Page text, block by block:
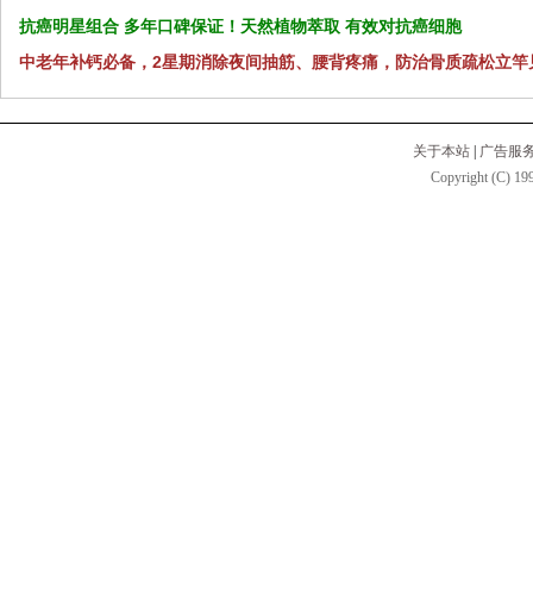
抗癌明星组合 多年口碑保证！天然植物萃取 有效对抗癌细胞
中老年补钙必备，2星期消除夜间抽筋、腰背疼痛，防治骨质疏松立竿
关于本站
广告服
Copyright (C)